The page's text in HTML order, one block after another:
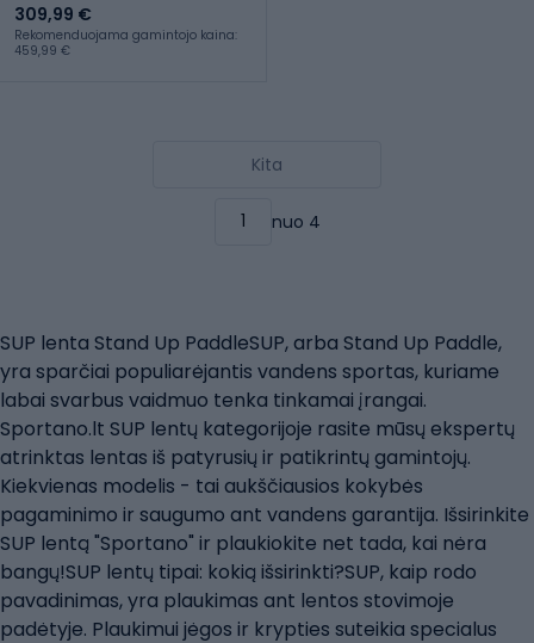
309,99 €
Rekomenduojama gamintojo kaina:
459,99 €
Kita
nuo 4
SUP lenta Stand Up PaddleSUP, arba Stand Up Paddle,
yra sparčiai populiarėjantis vandens sportas, kuriame
labai svarbus vaidmuo tenka tinkamai įrangai.
Sportano.lt SUP lentų kategorijoje rasite mūsų ekspertų
atrinktas lentas iš patyrusių ir patikrintų gamintojų.
Kiekvienas modelis - tai aukščiausios kokybės
pagaminimo ir saugumo ant vandens garantija. Išsirinkite
SUP lentą "Sportano" ir plaukiokite net tada, kai nėra
bangų!SUP lentų tipai: kokią išsirinkti?SUP, kaip rodo
pavadinimas, yra plaukimas ant lentos stovimoje
padėtyje. Plaukimui jėgos ir krypties suteikia specialus